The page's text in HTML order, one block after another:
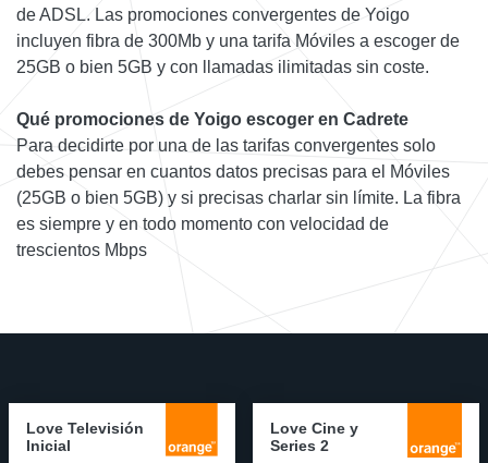
de ADSL. Las promociones convergentes de Yoigo
incluyen fibra de 300Mb y una tarifa Móviles a escoger de
25GB o bien 5GB y con llamadas ilimitadas sin coste.
Qué promociones de Yoigo escoger en Cadrete
Para decidirte por una de las tarifas convergentes solo
debes pensar en cuantos datos precisas para el Móviles
(25GB o bien 5GB) y si precisas charlar sin límite. La fibra
es siempre y en todo momento con velocidad de
trescientos Mbps
Love Televisión
Inicial
Love Cine y
Series 2